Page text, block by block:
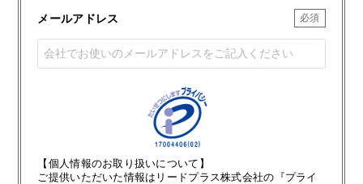
メールアドレス
【個人情報のお取り扱いについて】
ご提供いただいた情報はリードプラス株式会社の『プライ